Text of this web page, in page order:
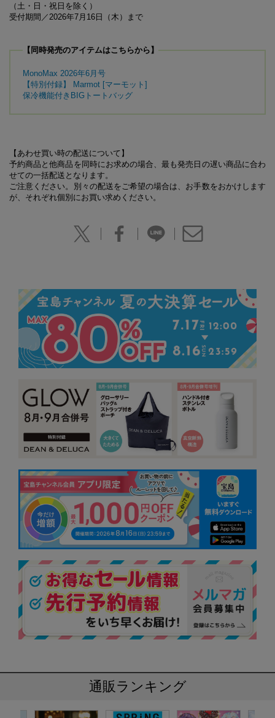
（土・日・祝日を除く）
受付期間／2026年7月16日（木）まで
【同時発売のアイテムはこちらから】
MonoMax 2026年6月号
【特別付録】 Marmot [マーモット]
保冷機能付きBIGトートバッグ
【あわせ買い時の配送について】
予約商品と他商品を同時にお求めの場合、最も発売日の遅い商品に合わ
せての一括配送となります。
ご注意ください。別々の配送をご希望の場合は、お手数をおかけします
が、それぞれ個別にお買い求めください。
通販ランキング